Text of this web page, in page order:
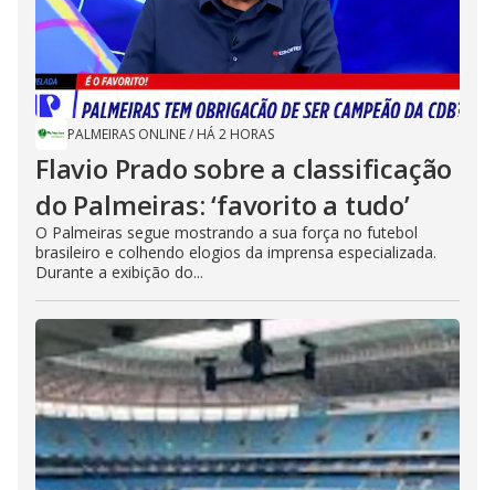
PALMEIRAS ONLINE/ HÁ 2 HORAS
Flavio Prado sobre a classificação
do Palmeiras: ‘favorito a tudo’
O Palmeiras segue mostrando a sua força no futebol
brasileiro e colhendo elogios da imprensa especializada.
Durante a exibição do...